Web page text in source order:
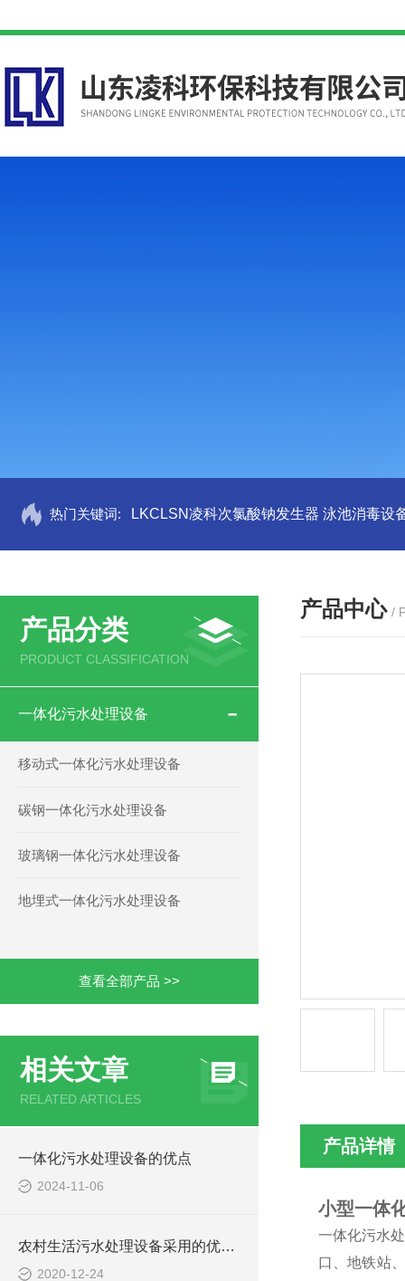
热门关键词: LKCLSN凌科次氯酸钠发生器 泳池消毒设
产品分类
PRODUCT CLASSIFICATION
一体化污水处理设备
移动式一体化污水处理设备
碳钢一体化污水处理设备
玻璃钢一体化污水处理设备
地埋式一体化污水处理设备
查看全部产品 >>
相关文章
RELATED ARTICLES
一体化污水处理设备的优点
2024-11-06
农村生活污水处理设备采用的优点都有哪些？
2020-12-24
产品中心 /
产品详情
小型一体
一体化污水
口、地铁站